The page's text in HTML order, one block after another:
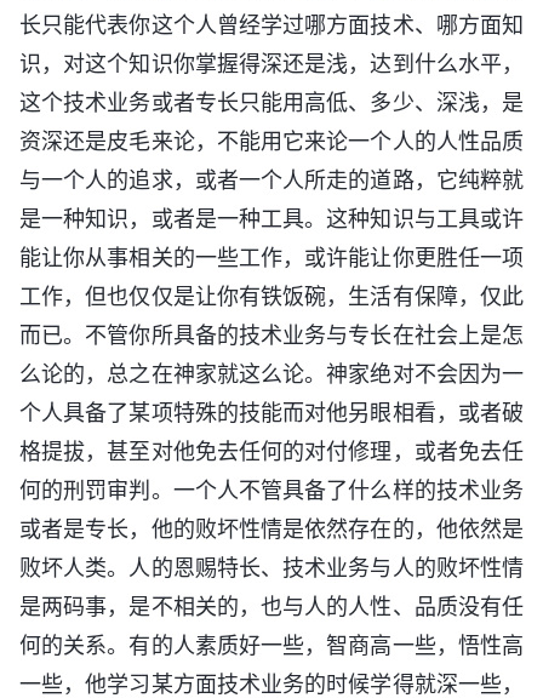
长只能代表你这个人曾经学过哪方面技术、哪方面知
识，对这个知识你掌握得深还是浅，达到什么水平，
这个技术业务或者专长只能用高低、多少、深浅，是
资深还是皮毛来论，不能用它来论一个人的人性品质
与一个人的追求，或者一个人所走的道路，它纯粹就
是一种知识，或者是一种工具。这种知识与工具或许
能让你从事相关的一些工作，或许能让你更胜任一项
工作，但也仅仅是让你有铁饭碗，生活有保障，仅此
而已。不管你所具备的技术业务与专长在社会上是怎
么论的，总之在神家就这么论。神家绝对不会因为一
个人具备了某项特殊的技能而对他另眼相看，或者破
格提拔，甚至对他免去任何的对付修理，或者免去任
何的刑罚审判。一个人不管具备了什么样的技术业务
或者是专长，他的败坏性情是依然存在的，他依然是
败坏人类。人的恩赐特长、技术业务与人的败坏性情
是两码事，是不相关的，也与人的人性、品质没有任
何的关系。有的人素质好一些，智商高一些，悟性高
一些，他学习某方面技术业务的时候学得就深一些，